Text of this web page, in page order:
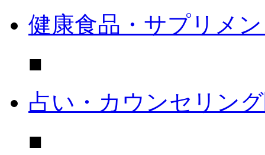
健康食品・サプリメ
■
占い・カウンセリン
■